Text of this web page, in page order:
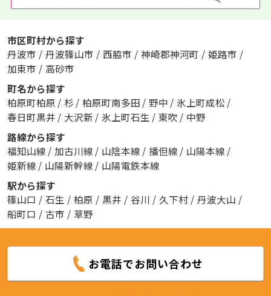
市区町村から探す
丹波市 / 丹波篠山市 / 西脇市 / 神崎郡神河町 / 姫路市 /
加東市 / 高砂市
町名から探す
柏原町柏原 / 杉 / 柏原町南多田 / 野中 / 氷上町成松 /
春日町黒井 / 大沢新 / 氷上町石生 / 東吹 / 中野
路線から探す
福知山線 / 加古川線 / 山陰本線 / 播但線 / 山陽本線 /
姫新線 / 山陽新幹線 / 山陽電鉄本線
駅から探す
篠山口 / 石生 / 柏原 / 黒井 / 谷川 / 久下村 / 丹波大山 /
船町口 / 古市 / 草野
お電話でお問い合わせ